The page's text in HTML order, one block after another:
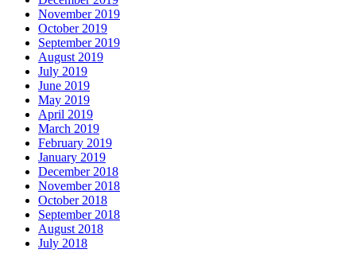
November 2019
October 2019
September 2019
August 2019
July 2019
June 2019
May 2019
April 2019
March 2019
February 2019
January 2019
December 2018
November 2018
October 2018
September 2018
August 2018
July 2018